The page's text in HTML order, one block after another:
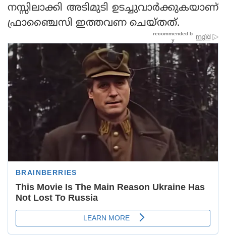
നസ്സിലാക്കി അടിമുടി ഉടച്ചുവാര്‍ക്കുകയാണ്
ഫ്രാഞ്ചൈസി ഇത്തവണ ചെയ്തത്.